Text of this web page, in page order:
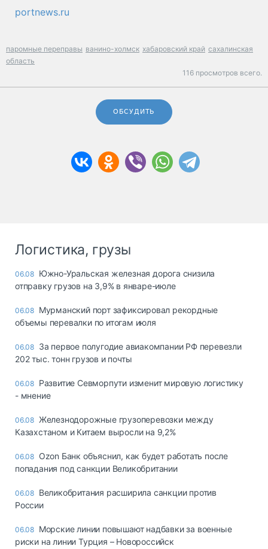
portnews.ru
паромные переправы ванино-холмск хабаровский край сахалинская
область
116 просмотров всего.
ОБСУДИТЬ
Логистика, грузы
06.08 Южно-Уральская железная дорога снизила
отправку грузов на 3,9% в январе-июле
06.08 Мурманский порт зафиксировал рекордные
объемы перевалки по итогам июля
06.08 За первое полугодие авиакомпании РФ перевезли
202 тыс. тонн грузов и почты
06.08 Развитие Севморпути изменит мировую логистику
- мнение
06.08 Железнодорожные грузоперевозки между
Казахстаном и Китаем выросли на 9,2%
06.08 Ozon Банк объяснил, как будет работать после
попадания под санкции Великобритании
06.08 Великобритания расширила санкции против
России
06.08 Морские линии повышают надбавки за военные
риски на линии Турция – Новороссийск